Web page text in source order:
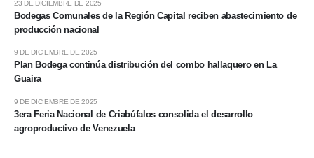
Bodegas Comunales de la Región Capital reciben abastecimiento de
producción nacional
23 DE DICIEMBRE DE 2025
Plan Bodega continúa distribución del combo hallaquero en La
Guaira
9 DE DICIEMBRE DE 2025
3era Feria Nacional de Criabúfalos consolida el desarrollo
agroproductivo de Venezuela
9 DE DICIEMBRE DE 2025